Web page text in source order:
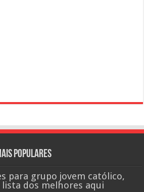
Populares
para grupo jovem católico,
lista dos melhores aqui